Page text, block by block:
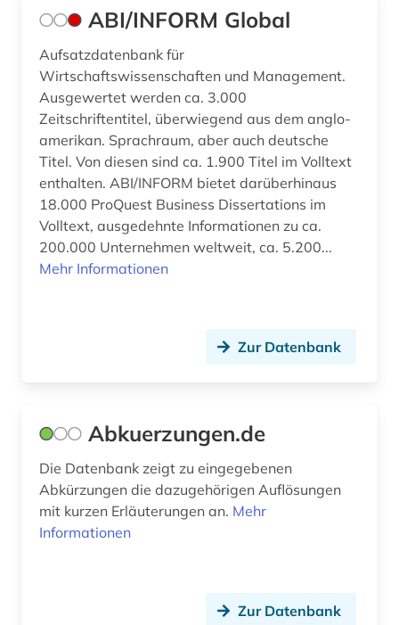
bibliothek (31)
bibliotheken (3)
bibliotheksbenutzung (1)
bibliotheksbestand (2)
bibliothekskatalog (2)
bibliothekskatalog plus (1)
bibliothekswissenschaft (2)
bibliothèque royale albert i. (2)
bilanz (1)
ABI/INFORM Global
Aufsatzdatenbank für
Wirtschaftswissenschaften und Management.
Ausgewertet werden ca. 3.000
Zeitschriftentitel, überwiegend aus dem anglo-
amerikan. Sprachraum, aber auch deutsche
Titel. Von diesen sind ca. 1.900 Titel im Volltext
enthalten. ABI/INFORM bietet darüberhinaus
18.000 ProQuest Business Dissertations im
Volltext, ausgedehnte Informationen zu ca.
200.000 Unternehmen weltweit, ca. 5.200...
Mehr Informationen
Zur Datenbank
Abkuerzungen.de
Die Datenbank zeigt zu eingegebenen
Abkürzungen die dazugehörigen Auflösungen
mit kurzen Erläuterungen an. Mehr
Informationen
Zur Datenbank